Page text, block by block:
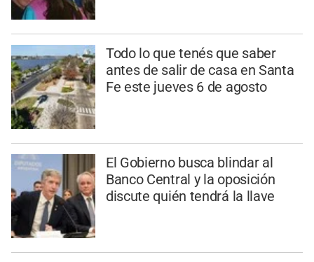
Todo lo que tenés que saber
antes de salir de casa en Santa
Fe este jueves 6 de agosto
El Gobierno busca blindar al
Banco Central y la oposición
discute quién tendrá la llave